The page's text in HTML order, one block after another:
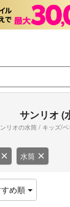
サンリオ (
リオの水筒 / キッズ/
水筒
め順